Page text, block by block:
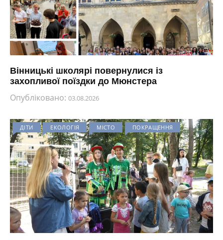
Вінницькі школярі повернулися із
захопливої поїздки до Мюнстера
Опубліковано: 03.08.2026
ДІТИ ЕКОЛОГІЯ МІСТО ПОКРАЩЕННЯ